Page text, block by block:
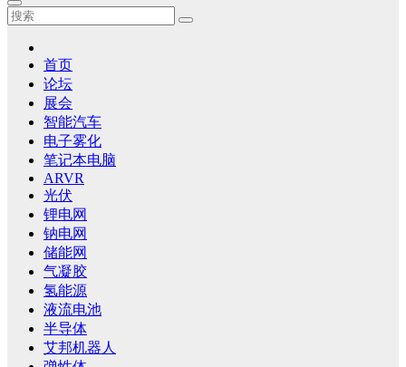
首页
论坛
展会
智能汽车
电子雾化
笔记本电脑
ARVR
光伏
锂电网
钠电网
储能网
气凝胶
氢能源
液流电池
半导体
艾邦机器人